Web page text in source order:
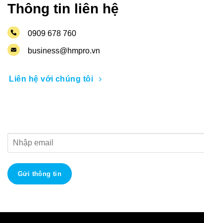
Thông tin liên hệ
0909 678 760
business@hmpro.vn
Liên hệ với chúng tôi